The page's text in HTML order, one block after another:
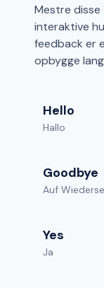
Mestre disse
interaktive
feedback er
opbygge
Hello
Hallo
Goodbye
Auf
Yes
Ja